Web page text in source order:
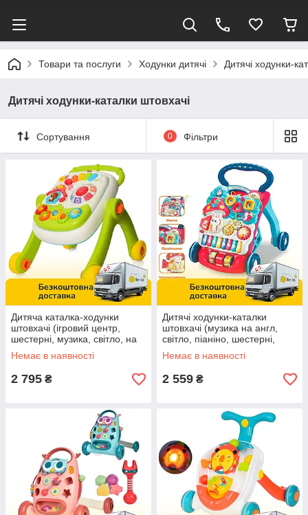
Товари та послуги Ходунки дитячі Дитячі ходунки-
Дитячі ходунки-каталки штовхачі
Сортування 0 Фільтри
Дитяча каталка-ходунки
штовхачі (ігровий центр,
шестерні, музика, світло, на
батарейках) 1208
Немає в наявності
2 795 ₴
Дитячі ходунки-каталки
штовхачі (музика на англ,
світло, піаніно, шестерні,
рухомі деталі) HB 0014
Немає в наявності
2 559 ₴